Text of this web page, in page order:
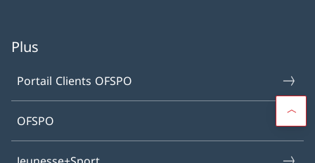
Plus
Portail Clients OFSPO
OFSPO